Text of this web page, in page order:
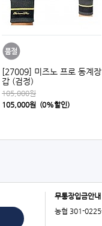
[27009] 미즈노 프로 동계장
갑 (검정)
105,000원
105,000원 (0%할인)
무통장입금안내
농협 301-